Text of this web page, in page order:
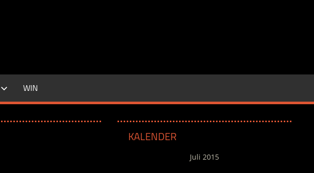
WIN
KALENDER
Juli 2015